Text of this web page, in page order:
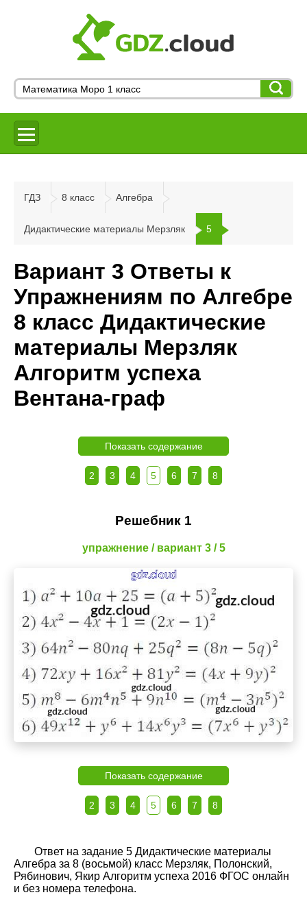
ГДЗ 8 класс Алгебра
Дидактические материалы Мерзляк 5
Вариант 3 Ответы к
Упражнениям по Алгебре
8 класс Дидактические
материалы Мерзляк
Алгоритм успеха
Вентана-граф
Показать содержание
2 3 4 5 6 7 8
Решебник 1
упражнение / вариант 3 / 5
Показать содержание
2 3 4 5 6 7 8
Ответ на задание 5 Дидактические материалы
Алгебра за 8 (восьмой) класс Мерзляк, Полонский,
Рябинович, Якир Алгоритм успеха 2016 ФГОС онлайн
и без номера телефона.